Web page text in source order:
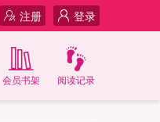
登录
注册
阅读记录
会员书架